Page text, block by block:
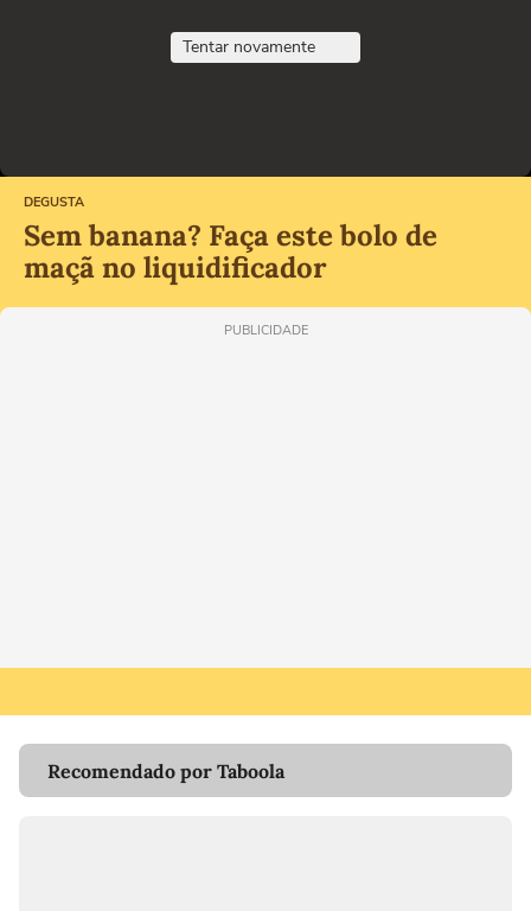
Tentar novamente
DEGUSTA
Sem banana? Faça este bolo de
maçã no liquidificador
PUBLICIDADE
Recomendado por Taboola